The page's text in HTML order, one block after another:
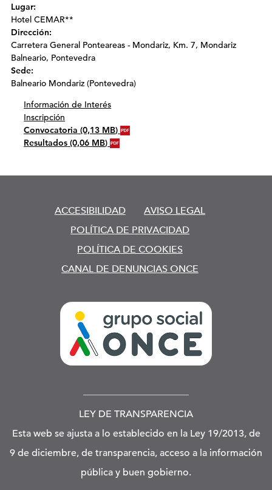
Lugar:
Hotel CEMAR**
Dirección:
Carretera General Ponteareas - Mondariz, Km. 7, Mondariz
Balneario, Pontevedra
Sede:
Balneario Mondariz (Pontevedra)
Información de Interés
Inscripción
Convocatoria (0,13 MB)
Resultados (0,06 MB)
ACCESIBILIDAD
AVISO LEGAL
POLÍTICA DE PRIVACIDAD
POLÍTICA DE COOKIES
CANAL DE DENUNCIAS ONCE
LEY DE TRANSPARENCIA
Esta web se ajusta a lo establecido en la Ley 19/2013, de
9 de diciembre, de transparencia, acceso a la información
pública y buen gobierno.